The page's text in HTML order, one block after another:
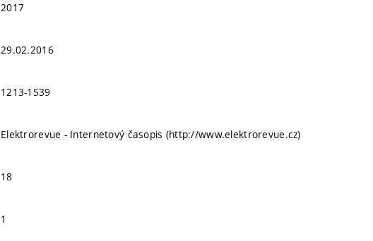
2017
29.02.2016
1213-1539
Elektrorevue - Internetový časopis (http://www.elektrorevue.cz)
18
1